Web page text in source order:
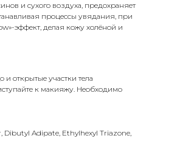
и сухого воздуха, предохраняет
процессы увядания, при
эффект, делая кожу холёной и
открытые участки тела
к макияжу. Необходимо
Dibutyl Adipate, Ethylhexyl Triazone,